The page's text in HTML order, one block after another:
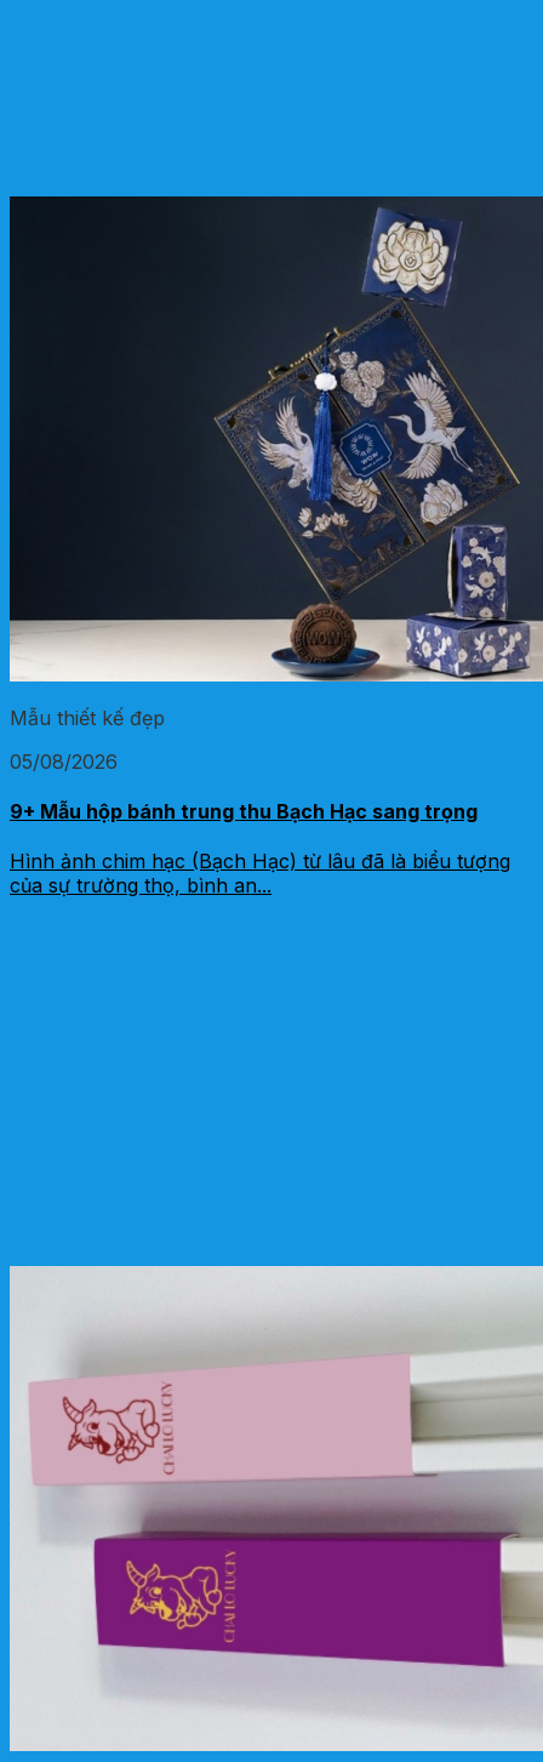
Mẫu thiết kế đẹp
05/08/2026
9+ Mẫu hộp bánh trung thu Bạch Hạc sang trọng
Hình ảnh chim hạc (Bạch Hạc) từ lâu đã là biểu tượng
của sự trường thọ, bình an...